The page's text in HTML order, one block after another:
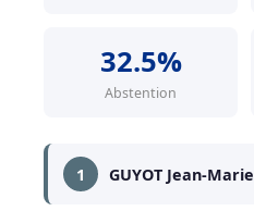
32.5%
Abstention
1 GUYOT Jean-Marie